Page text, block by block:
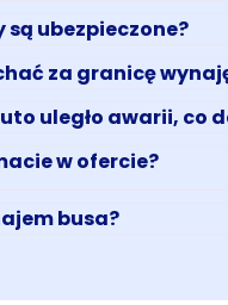
ubezpieczone?
za granicę
uległo awarii, co
w ofercie?
busa?